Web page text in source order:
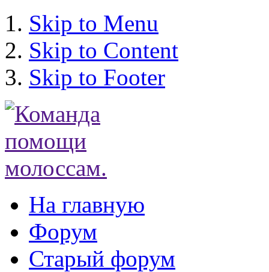
Skip to Menu
Skip to Content
Skip to Footer
На главную
Форум
Старый форум